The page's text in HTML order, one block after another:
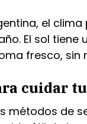
el
El sol
fresco, sin
cuidar
métodos de